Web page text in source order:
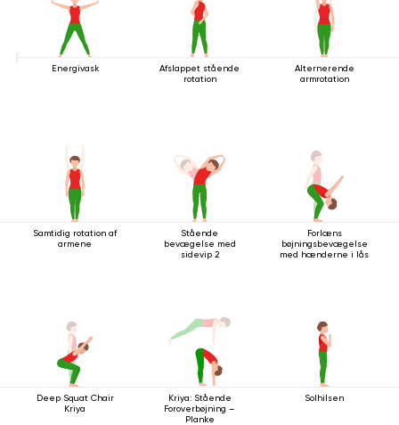
Energivask
Afslappet stående
rotation
Alternerende
armrotation
Samtidig rotation af
armene
Stående
bevægelse med
sidevip 2
Forlæns
bøjningsbevægelse
med hænderne i lås
Deep Squat Chair
Kriya
Kriya: Stående
Foroverbøjning –
Planke
Solhilsen